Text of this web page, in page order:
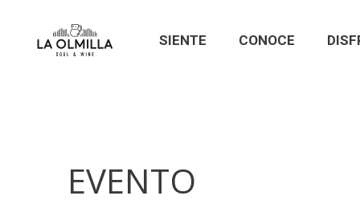
SIENTE CONOCE
EVENTO